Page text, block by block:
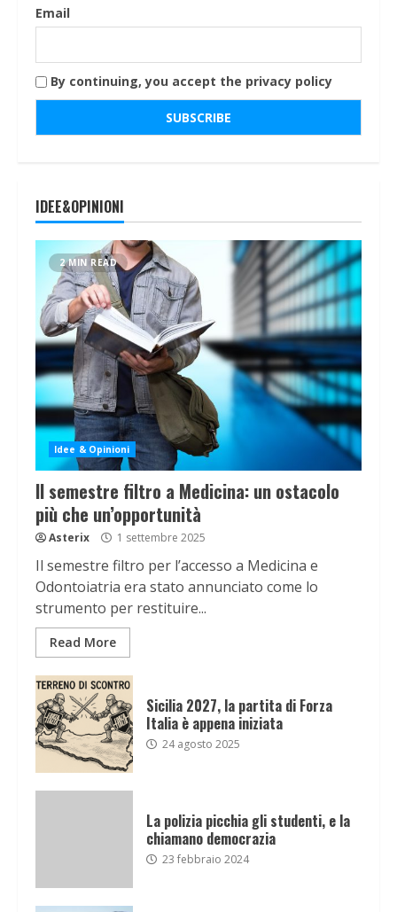
Email
By continuing, you accept the privacy policy
IDEE&OPINIONI
2 MIN READ
Idee & Opinioni
Il semestre filtro a Medicina: un ostacolo
più che un’opportunità
Asterix 1 settembre 2025
Il semestre filtro per l’accesso a Medicina e
Odontoiatria era stato annunciato come lo
strumento per restituire...
Read More
Sicilia 2027, la partita di Forza
Italia è appena iniziata
24 agosto 2025
La polizia picchia gli studenti, e la
chiamano democrazia
23 febbraio 2024